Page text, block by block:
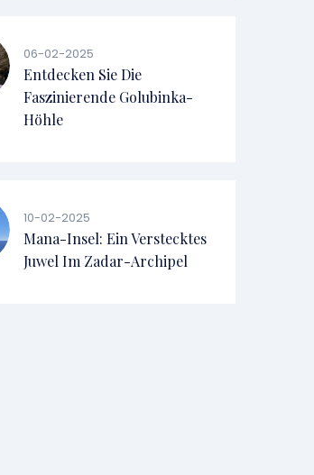
06-02-2025
Entdecken Sie Die
Faszinierende Golubinka-
Höhle
10-02-2025
Mana-Insel: Ein Verstecktes
Juwel Im Zadar-Archipel